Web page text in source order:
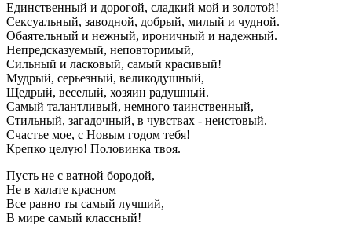
Единственный и дорогой, сладкий мой и золотой!
Сексуальный, заводной, добрый, милый и чудной.
Обаятельный и нежный, ироничный и надежный.
Непредсказуемый, неповторимый,
Сильный и ласковый, самый красивый!
Мудрый, серьезный, великодушный,
Щедрый, веселый, хозяин радушный.
Самый талантливый, немного таинственный,
Стильный, загадочный, в чувствах - неистовый.
Счастье мое, с Новым годом тебя!
Крепко целую! Половинка твоя.
Пусть не с ватной бородой,
Не в халате красном
Все равно ты самый лучший,
В мире самый классный!